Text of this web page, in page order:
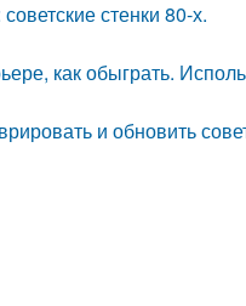
стенки 80-х.
как обыграть.
и обновить